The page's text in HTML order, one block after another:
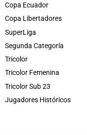
Copa Ecuador
Copa Libertadores
SuperLiga
Segunda Categoría
Tricolor
Tricolor Femenina
Tricolor Sub 23
Jugadores Históricos